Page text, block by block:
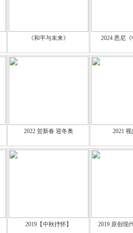
《和平与未来》 2024 悉尼《
2022 贺新春 迎冬奥 2021
2019【中秋抒怀】 2019 原创现